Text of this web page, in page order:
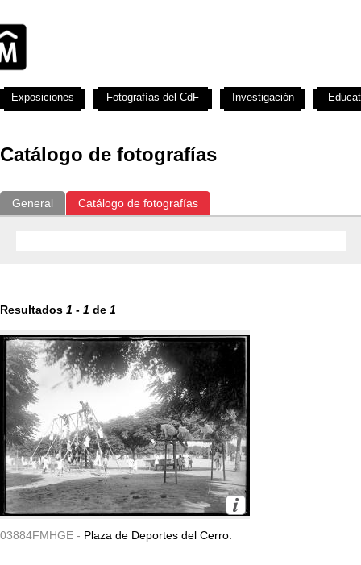
Catálogo de fotografías
General Catálogo de fotografías
Resultados 1 - 1 de 1
03884FMHGE - Plaza de Deportes del Cerro.
Exposiciones Fotografías del CdF Investigación